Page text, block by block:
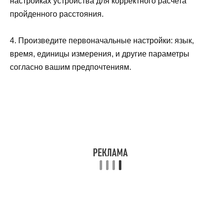
пройденного расстояния.
4. Произведите первоначальные настройки: язык,
время, единицы измерения, и другие параметры
согласно вашим предпочтениям.